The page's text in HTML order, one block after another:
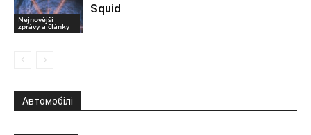
Nejnovější
zprávy a články
Squid
Автомобілі